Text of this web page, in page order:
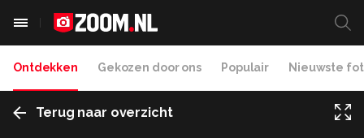
Ontdekken Gekozen door ons Populair Nieuwste
Terug naar overzicht